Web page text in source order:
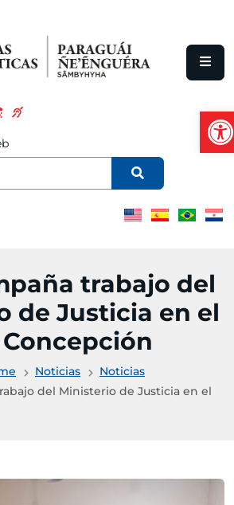
trabajo del
de Justicia en el
Noticias
Noticias
del Ministerio de Justicia en el